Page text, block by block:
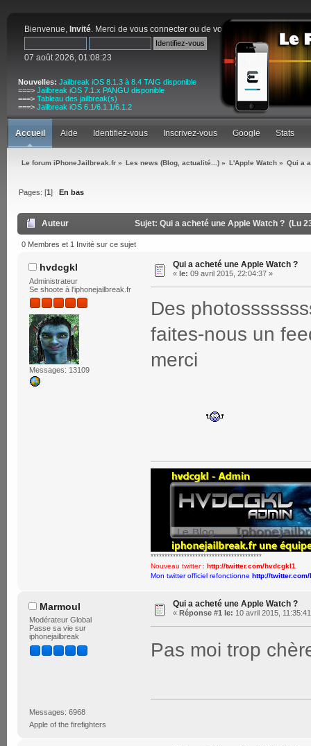
Bienvenue, Invité. Merci de vous connecter ou de vous inscrire
07 août 2026, 01:08:23
Nouvelles: Jailbreak iOS 8.1.3 à 8.4 TAIG disponible
===> Jailbreak iOS 7.1.x PANGU disponible
===> Tableau des jailbreak(s)
===> Jailbreak iOS 6.1/6.1.1/6.1.2
Accueil Aide Identifiez-vous Inscrivez-vous Google Stats
Le forum iPhoneJailbreak.fr » Les news (Blog, actualité...) » L'Apple Watch » Qui a
Pages: [1] En bas
Auteur Sujet: Qui a acheté une Apple Watch ? (Lu
0 Membres et 1 Invité sur ce sujet
hvdcgkl
Administrateur
Se shoote à l'iphonejailbreak.fr
Messages: 13109
Qui a acheté une Apple Watch ?
« le: 09 avril 2015, 22:04:37 »
Des
faites-nous un
merci
****************************************
Nouveau twitter : http://twitter.com/hvdcgkl1
Mon twitter officiel refonctionne http://
Marmoul
Modérateur Global
Passe sa vie sur
iphonejailbreak
Messages: 6968
Apple of the firefighters
Qui a acheté une Apple Watch ?
« Réponse #1 le: 10 avril 2015,
Pas moi trop